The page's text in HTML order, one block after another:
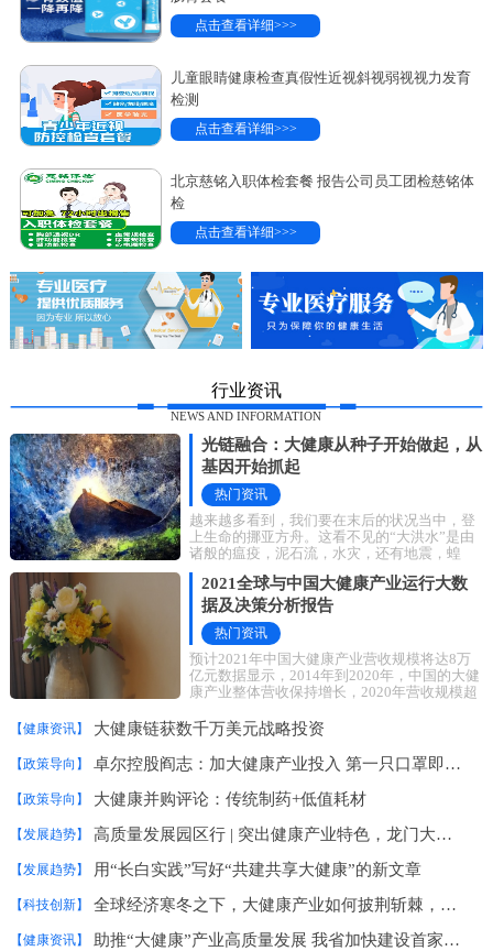
点击查看详细>>>
儿童眼睛健康检查真假性近视斜视弱视视力发育
检测
点击查看详细>>>
北京慈铭入职体检套餐 报告公司员工团检慈铭体
检
点击查看详细>>>
行业资讯
NEWS AND INFORMATION
光链融合：大健康从种子开始做起，从
基因开始抓起
热门资讯
越来越多看到，我们要在末后的状况当中，登
上生命的挪亚方舟。这看不见的“大洪水”是由
诸般的瘟疫，泥石流，水灾，还有地震，蝗
灾、战争等组成的，好像是各种各样的一些潜
2021全球与中国大健康产业运行大数
据及决策分析报告
热门资讯
预计2021年中国大健康产业营收规模将达8万
亿元数据显示，2014年到2020年，中国的大健
康产业整体营收保持增长，2020年营收规模超
8.1%。艾媒
【健康资讯】 大健康链获数千万美元战略投资
【政策导向】 卓尔控股阎志：加大健康产业投入 第一只口罩即将出产
【政策导向】 大健康并购评论：传统制药+低值耗材
【发展趋势】 高质量发展园区行 | 突出健康产业特色，龙门大健康产业园走差异化发展之路
【发展趋势】 用“长白实践”写好“共建共享大健康”的新文章
【科技创新】 全球经济寒冬之下，大健康产业如何披荆斩棘，冲破困局？
【健康资讯】 助推“大健康”产业高质量发展 我省加快建设首家国家市场监管重点实验室